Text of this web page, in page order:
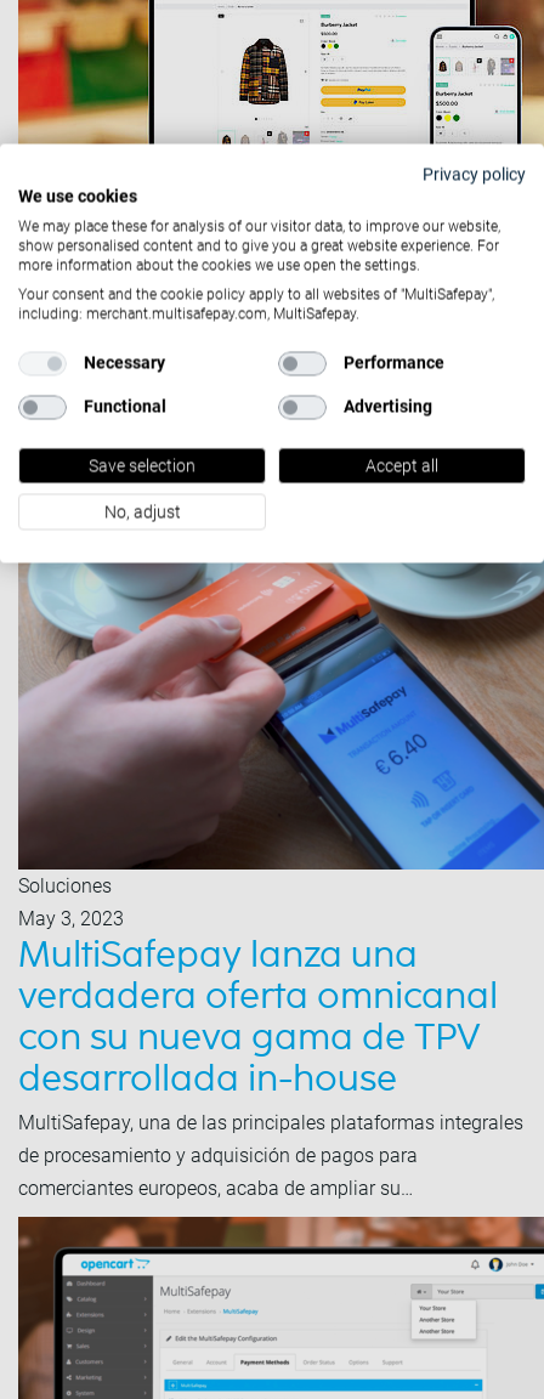
June 16, 2023
Potencia tu negocio con las
últimas funcionalidades de
MultiSafepay para PayPal
PayPal es una cartera digital que lleva a la cabeza del
mundo de lospagos onlinemás de 2 décadas, y que
revolucionó para siempre la forma en la que…
Soluciones
May 3, 2023
MultiSafepay lanza una
verdadera oferta omnicanal
con su nueva gama de TPV
desarrollada in-house
MultiSafepay, una de las principales plataformas integrales
de procesamiento y adquisición de pagos para
comerciantes europeos, acaba de ampliar su…
Privacy policy
We use cookies
We may place these for analysis of our visitor data, to improve our website,
show personalised content and to give you a great website experience. For
more information about the cookies we use open the settings.
Your consent and the cookie policy apply to all websites of "MultiSafepay",
including: merchant.multisafepay.com, MultiSafepay.
Necessary Performance
Functional Advertising
Save selection Accept all
No, adjust